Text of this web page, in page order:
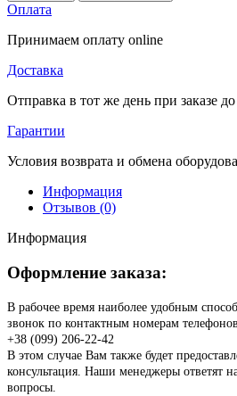
Оплата
Принимаем оплату online
Доставка
Отправка в тот же день при заказе
Гарантии
Условия возврата и обмена
Информация
Отзывов (0)
Информация
Оформление заказа:
В рабочее время наиболее удобным
звонок по контактным номерам
+38 (099) 206-22-42
В этом случае Вам также будет
консультация. Наши менеджеры ответят
вопросы.